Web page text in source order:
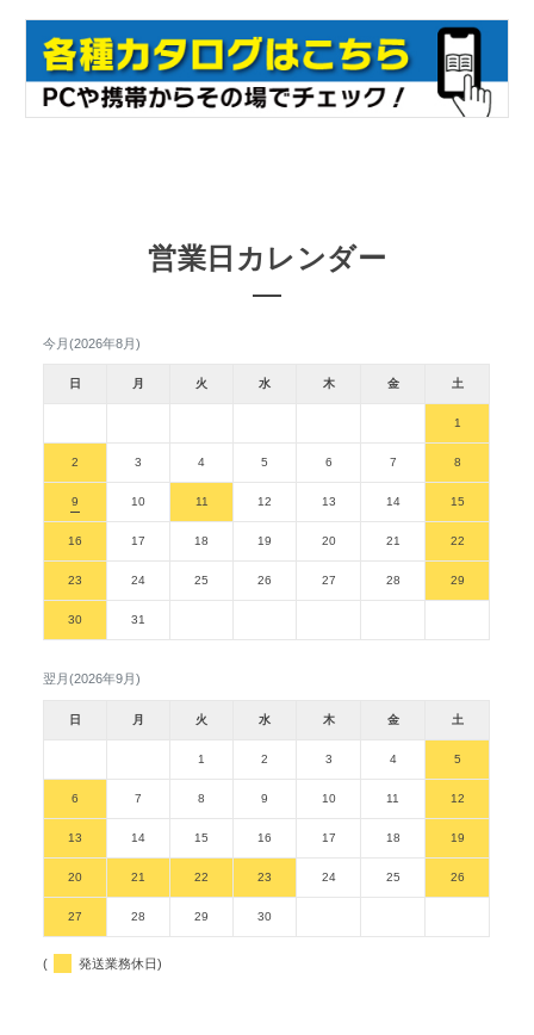
営業日カレンダー
今月(2026年8月)
日 月 火 水 木 金 土
1
2 3 4 5 6 7 8
9 10 11 12 13 14 15
16 17 18 19 20 21 22
23 24 25 26 27 28 29
30 31
翌月(2026年9月)
日 月 火 水 木 金 土
1 2 3 4 5
6 7 8 9 10 11 12
13 14 15 16 17 18 19
20 21 22 23 24 25 26
27 28 29 30
( 発送業務休日)